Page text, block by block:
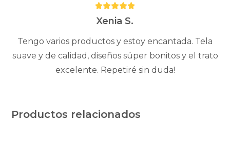
Puntuación:
5Xenia S.
Tengo varios productos y estoy encantada. Tela
suave y de calidad, diseños súper bonitos y el trato
excelente. Repetiré sin duda!
Productos relacionados